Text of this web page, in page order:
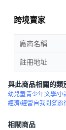
跨境賣家
廠商名稱
註冊地址
與此商品相關的類
幼兒童青少年文學/小
經濟/經營 自我開發旅
相關商品